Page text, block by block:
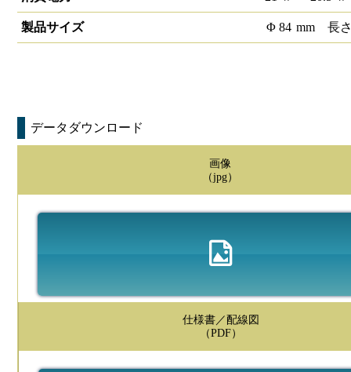
製品サイズ Φ 84 mm 長
データダウンロード
画像
（jpg）
仕様書／配線図
（PDF）